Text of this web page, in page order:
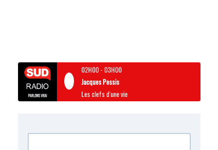
02H00- 03H00
Jacques Pessis
Les clefs d'une vie